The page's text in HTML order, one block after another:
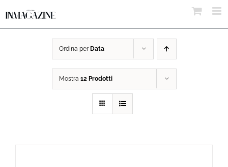
Ordina per Data
Mostra 12 Prodotti